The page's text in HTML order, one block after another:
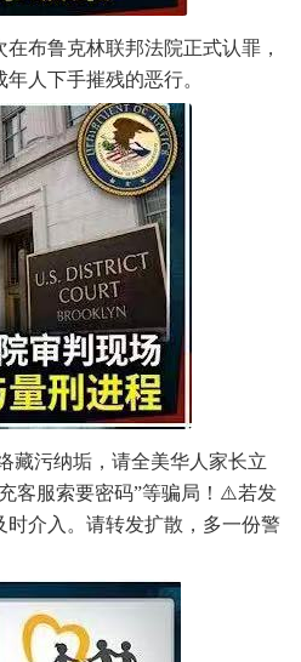
布鲁克林联邦法院正式认罪，
人下手摧残的恶行。
藏污纳垢，请全美华人家长立
客服索要密码”等骗局！⚠️若发
介入。请转发扩散，多一份警